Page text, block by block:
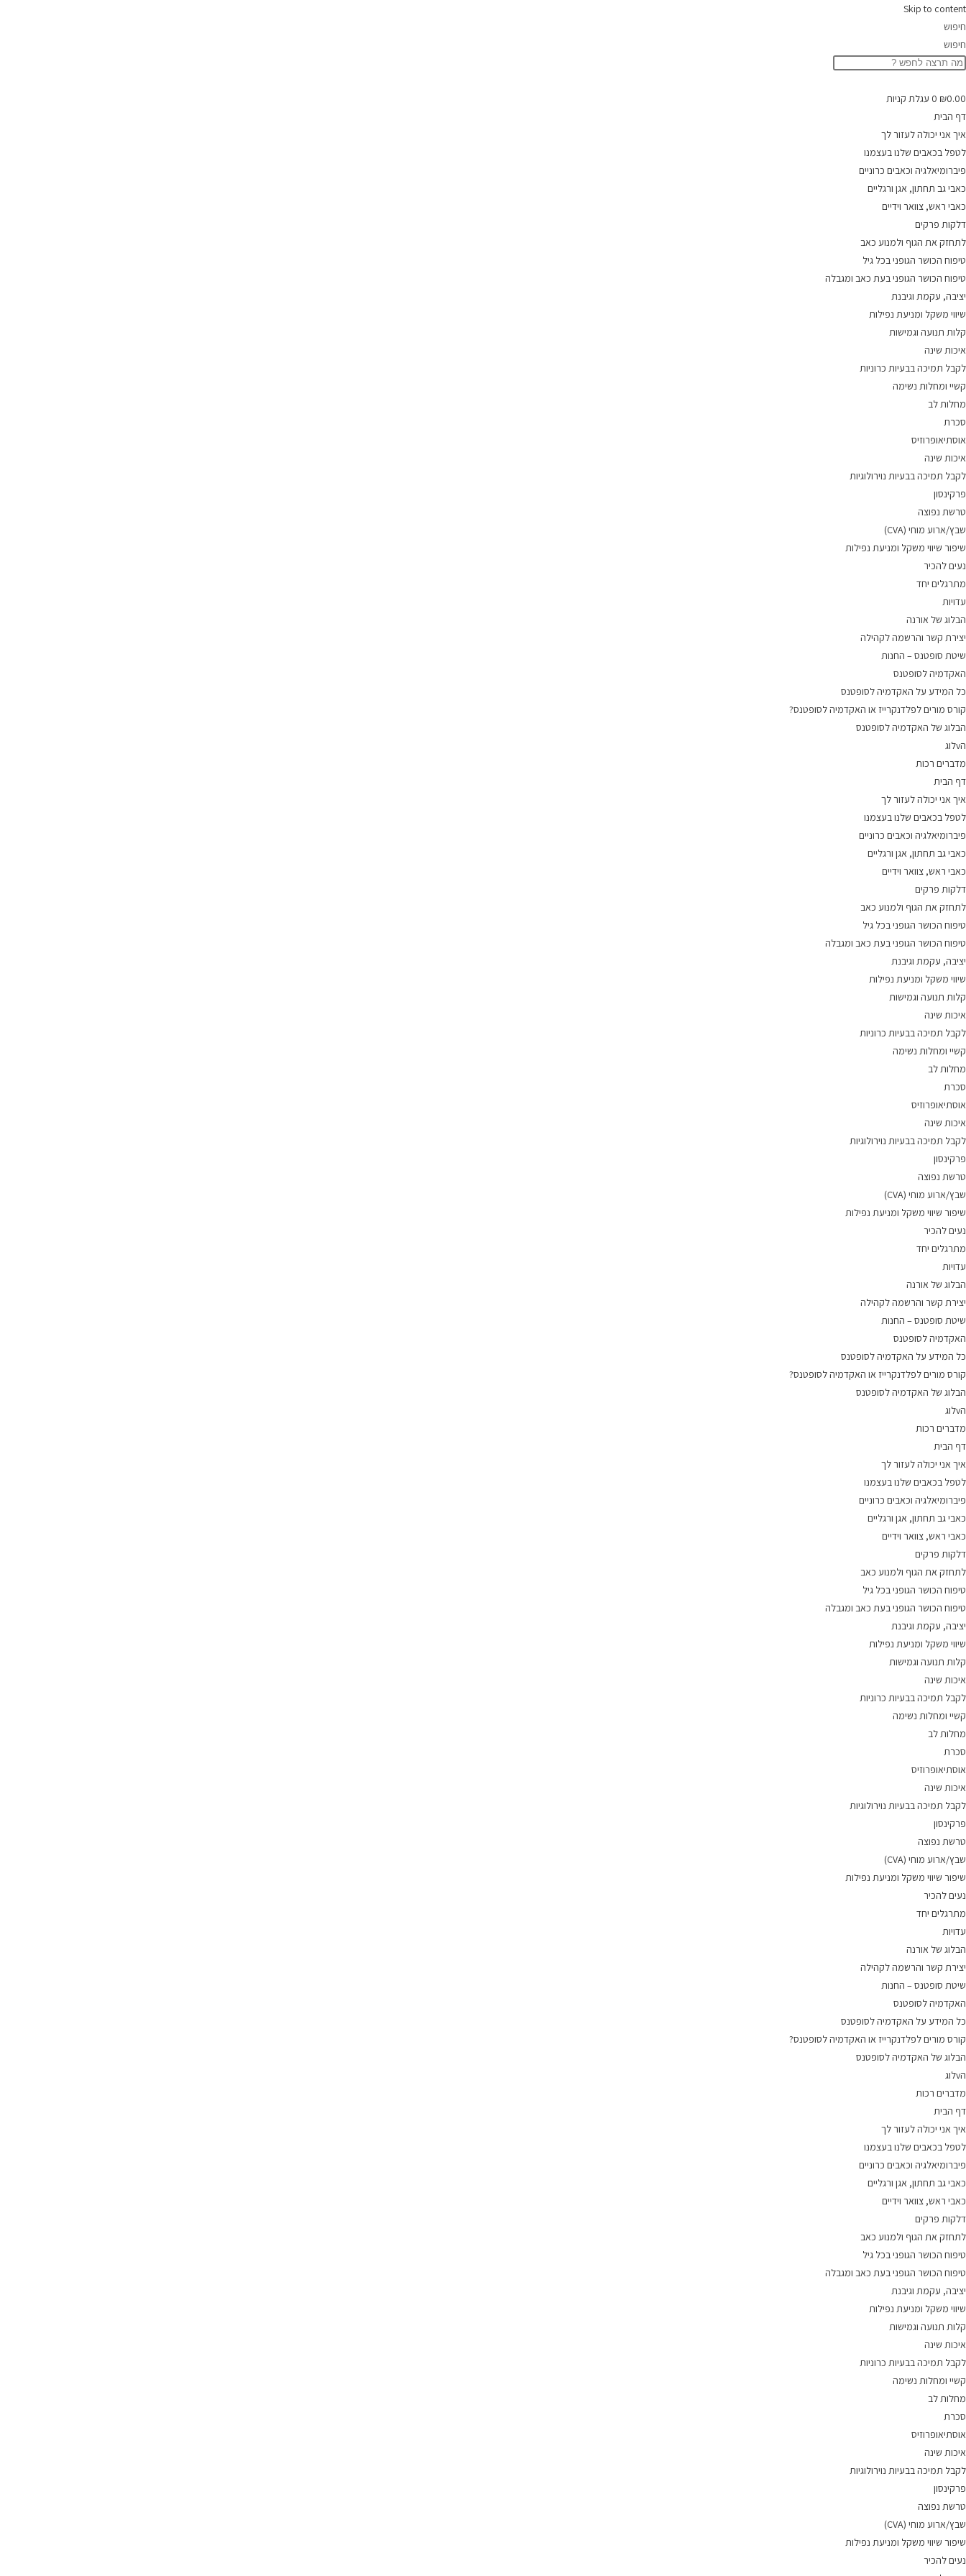
Skip to content
חיפוש
חיפוש
₪0.00
0 עגלת קניות
דף הבית
איך אני יכולה לעזור לך
לטפל בכאבים שלנו בעצמנו
פיברומיאלגיה וכאבים כרוניים
כאבי גב תחתון, אגן ורגליים
כאבי ראש, צוואר וידיים
דלקות פרקים
לתחזק את הגוף ולמנוע כאב
טיפוח הכושר הגופני בכל גיל
טיפוח הכושר הגופני בעת כאב ומגבלה
יציבה, עקמת וגיבנת
שיווי משקל ומניעת נפילות
קלות תנועה וגמישות
איכות שינה
לקבל תמיכה בבעיות כרוניות
קשיי ומחלות נשימה
מחלות לב
סכרת
אוסתיאופרוזיס
איכות שינה
לקבל תמיכה בבעיות נוירולוגיות
פרקינסון
טרשת נפוצה
שבץ/ארוע מוחי (CVA)
שיפור שיווי משקל ומניעת נפילות
נעים להכיר
מתרגלים יחד
עדויות
הבלוג של אורנה
יצירת קשר והרשמה לקהילה
שיטת סופטנס – החנות
האקדמיה לסופטנס
כל המידע על האקדמיה לסופטנס
קורס מורים לפלדנקרייז או האקדמיה לסופטנס?
הבלוג של האקדמיה לסופטנס
הvלוג
מדברים רכות
דף הבית
איך אני יכולה לעזור לך
לטפל בכאבים שלנו בעצמנו
פיברומיאלגיה וכאבים כרוניים
כאבי גב תחתון, אגן ורגליים
כאבי ראש, צוואר וידיים
דלקות פרקים
לתחזק את הגוף ולמנוע כאב
טיפוח הכושר הגופני בכל גיל
טיפוח הכושר הגופני בעת כאב ומגבלה
יציבה, עקמת וגיבנת
שיווי משקל ומניעת נפילות
קלות תנועה וגמישות
איכות שינה
לקבל תמיכה בבעיות כרוניות
קשיי ומחלות נשימה
מחלות לב
סכרת
אוסתיאופרוזיס
איכות שינה
לקבל תמיכה בבעיות נוירולוגיות
פרקינסון
טרשת נפוצה
שבץ/ארוע מוחי (CVA)
שיפור שיווי משקל ומניעת נפילות
נעים להכיר
מתרגלים יחד
עדויות
הבלוג של אורנה
יצירת קשר והרשמה לקהילה
שיטת סופטנס – החנות
האקדמיה לסופטנס
כל המידע על האקדמיה לסופטנס
קורס מורים לפלדנקרייז או האקדמיה לסופטנס?
הבלוג של האקדמיה לסופטנס
הvלוג
מדברים רכות
דף הבית
איך אני יכולה לעזור לך
לטפל בכאבים שלנו בעצמנו
פיברומיאלגיה וכאבים כרוניים
כאבי גב תחתון, אגן ורגליים
כאבי ראש, צוואר וידיים
דלקות פרקים
לתחזק את הגוף ולמנוע כאב
טיפוח הכושר הגופני בכל גיל
טיפוח הכושר הגופני בעת כאב ומגבלה
יציבה, עקמת וגיבנת
שיווי משקל ומניעת נפילות
קלות תנועה וגמישות
איכות שינה
לקבל תמיכה בבעיות כרוניות
קשיי ומחלות נשימה
מחלות לב
סכרת
אוסתיאופרוזיס
איכות שינה
לקבל תמיכה בבעיות נוירולוגיות
פרקינסון
טרשת נפוצה
שבץ/ארוע מוחי (CVA)
שיפור שיווי משקל ומניעת נפילות
נעים להכיר
מתרגלים יחד
עדויות
הבלוג של אורנה
יצירת קשר והרשמה לקהילה
שיטת סופטנס – החנות
האקדמיה לסופטנס
כל המידע על האקדמיה לסופטנס
קורס מורים לפלדנקרייז או האקדמיה לסופטנס?
הבלוג של האקדמיה לסופטנס
הvלוג
מדברים רכות
דף הבית
איך אני יכולה לעזור לך
לטפל בכאבים שלנו בעצמנו
פיברומיאלגיה וכאבים כרוניים
כאבי גב תחתון, אגן ורגליים
כאבי ראש, צוואר וידיים
דלקות פרקים
לתחזק את הגוף ולמנוע כאב
טיפוח הכושר הגופני בכל גיל
טיפוח הכושר הגופני בעת כאב ומגבלה
יציבה, עקמת וגיבנת
שיווי משקל ומניעת נפילות
קלות תנועה וגמישות
איכות שינה
לקבל תמיכה בבעיות כרוניות
קשיי ומחלות נשימה
מחלות לב
סכרת
אוסתיאופרוזיס
איכות שינה
לקבל תמיכה בבעיות נוירולוגיות
פרקינסון
טרשת נפוצה
שבץ/ארוע מוחי (CVA)
שיפור שיווי משקל ומניעת נפילות
נעים להכיר